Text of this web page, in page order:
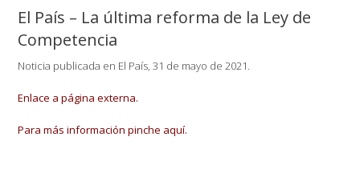
El País – La última reforma de la Ley de
Competencia
Noticia publicada en El País, 31 de mayo de 2021.
Enlace a página externa.
Para más información pinche aquí.